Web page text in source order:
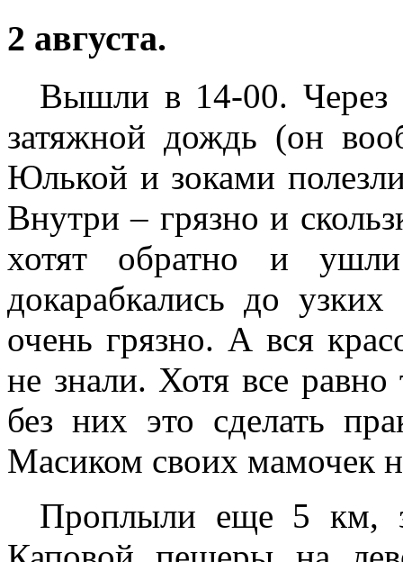
2 августа.
Вышли в 14-00.
затяжной дождь (он
Юлькой и зоками
Внутри – грязно и
хотят обратно и
докарабкались до
очень грязно. А вся
не знали. Хотя все
без них это сделать
Масиком своих мамочек
Проплыли еще 5 км,